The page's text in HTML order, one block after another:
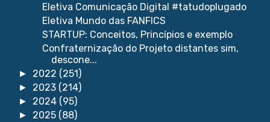
Eletiva Comunicação Digital #tatudoplugado
Eletiva Mundo das FANFICS
STARTUP: Conceitos, Princípios e exemplo
Confraternização do Projeto distantes sim,
descone...
► 2022 (251)
► 2023 (214)
► 2024 (95)
► 2025 (88)